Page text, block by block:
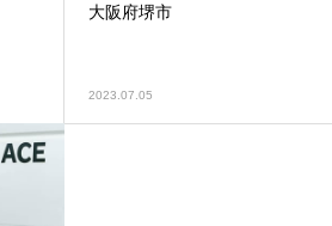
大阪府堺市
2023.07.05